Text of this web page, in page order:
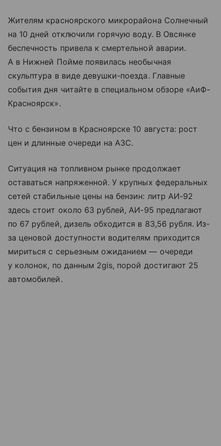
Жителям красноярского микрорайона Солнечный
на 10 дней отключили горячую воду. В Овсянке
беспечность привела к смертельной аварии.
А в Нижней Пойме появилась необычная
скульптура в виде девушки-поезда. Главные
события дня читайте в специальном обзоре «АиФ-
Красноярск».
Что с бензином в Красноярске 10 августа: рост
цен и длинные очереди на АЗС.
Ситуация на топливном рынке продолжает
оставаться напряженной. У крупных федеральных
сетей стабильные цены на бензин: литр АИ-92
здесь стоит около 63 рублей, АИ-95 предлагают
по 67 рублей, дизель обходится в 83,56 рубля. Из-
за ценовой доступности водителям приходится
мириться с серьезным ожиданием — очереди
у колонок, по данным 2gis, порой достигают 25
автомобилей.